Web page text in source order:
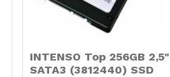
INTENSO Top 256GB 2,5"
SATA3 (3812440) SSD